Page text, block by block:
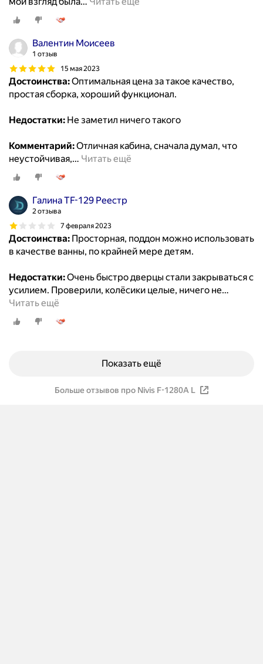
Валентин Моисеев
1 отзыв
15 мая 2023
Достоинства:Оптимальная цена за такое качество,
простая сборка, хороший функционал.
Недостатки: Не заметил ничего такого
Комментарий:Отличная кабина, сначала думал, что
неустойчивая,… Читать ещё
Галина TF-129 Реестр
2 отзыва
7 февраля 2023
Достоинства: Просторная, поддон можно использовать
в качестве ванны, по крайней мере детям.
Недостатки:Очень быстро дверцы стали закрываться с
усилием. Проверили, колёсики целые, ничего не…
Читать ещё
Показать ещё
Больше отзывов про Nivis F-1280А L